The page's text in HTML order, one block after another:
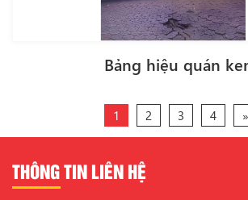
Bảng hiệu quán
1 2 3 4 »
THÔNG TIN LIÊN HỆ